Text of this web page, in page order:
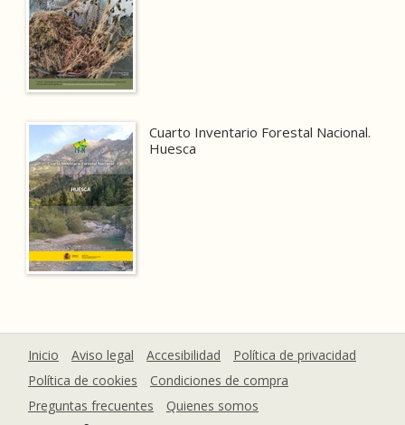
Cuarto Inventario Forestal Nacional.
Huesca
Inicio Aviso legal Accesibilidad
Política de privacidad
Política de cookies
Condiciones de compra
Preguntas frecuentes
Quienes somos